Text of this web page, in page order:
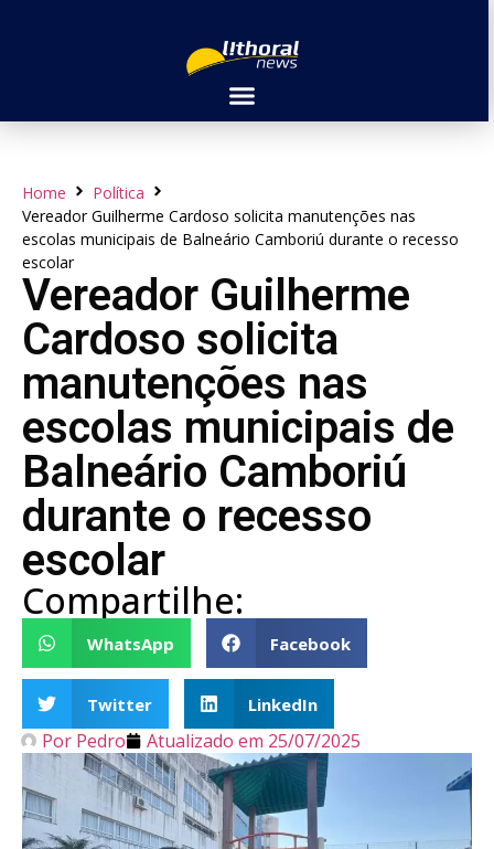
Home
Política
Vereador Guilherme Cardoso solicita manutenções nas
escolas municipais de Balneário Camboriú durante o recesso
escolar
Vereador Guilherme
Cardoso solicita
manutenções nas
escolas municipais de
Balneário Camboriú
durante o recesso
escolar
Compartilhe:
WhatsApp Facebook
Twitter LinkedIn
Por Pedro Atualizado em 25/07/2025